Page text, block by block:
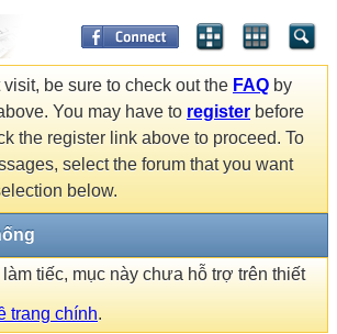
visit, be sure to check out the FAQ by
You may have to register before
the register link above to proceed. To
select the forum that you want
below.
tiếc, mục này chưa hỗ trợ trên thiết
trang chính.